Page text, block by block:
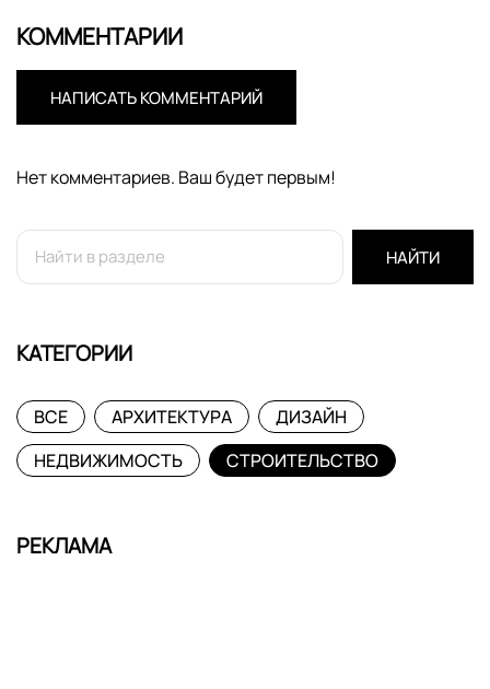
КОММЕНТАРИИ
НАПИСАТЬ КОММЕНТАРИЙ
Нет комментариев. Ваш будет первым!
НАЙТИ
КАТЕГОРИИ
ВСЕ АРХИТЕКТУРА
ДИЗАЙН
НЕДВИЖИМОСТЬ
СТРОИТЕЛЬСТВО
РЕКЛАМА